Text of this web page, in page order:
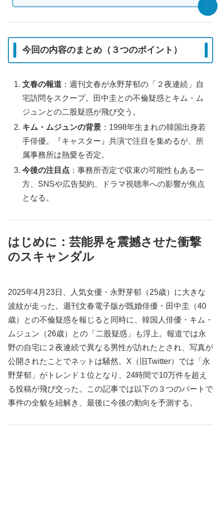
今回の内容のまとめ（３つのポイント）
文春の報道 ：週刊文春が永野芽郁の「２夜連続」自
宅訪問をスクープ。田中圭との不倫疑惑とキム・ム
ジュンとの二股疑惑が飛び交う。
キム・ムジュンの背景 ：1998年生まれの韓国出身若
手俳優。『キャスター』共演で注目を集めるが、所
属事務所は熱愛を否定。
今後の注目点 ：事務所否定で収束の可能性もある一
方、SNSや広告契約、ドラマ視聴率への影響が焦点
となる。
はじめに：芸能界を震撼させた衝撃
のスキャンダル
2025年4月23日、人気女優・永野芽郁（25歳）に大きな
波紋が走った。週刊文春電子版が既婚俳優・田中圭（40
歳）との不倫疑惑を報じると同時に、韓国人俳優・キム・
ムジュン（26歳）との「二股疑惑」も浮上。報道では永
野の自宅に２夜連続で異なる男性が訪れたとされ、写真が
公開されたことでネットは騒然。X（旧Twitter）では「永
野芽郁」がトレンド１位となり、24時間で10万件を超え
る投稿が飛び交った。この記事では以下の３つのパートで
事件の全貌を紐解き、最後に今後の動向を予測する。